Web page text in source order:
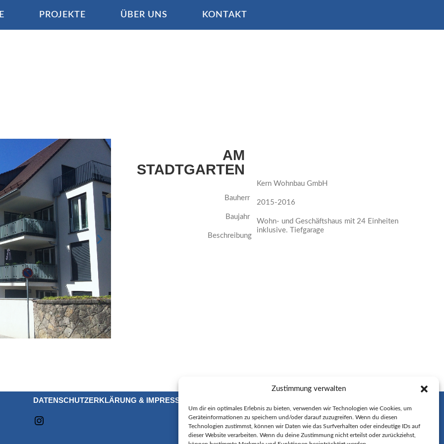
Zustimmung verwalten
Um dir ein optimales Erlebnis zu bieten, verwenden wir Technologien wie Cookies, um
Geräteinformationen zu speichern und/oder darauf zuzugreifen. Wenn du diesen
Technologien zustimmst, können wir Daten wie das Surfverhalten oder eindeutige IDs auf
dieser Website verarbeiten. Wenn du deine Zustimmung nicht erteilst oder zurückziehst,
PROJEKTE ÜBER UNS KONTAKT
AM
STADTGARTEN
Bauherr
Baujahr
Beschreibung
Kern Wohnbau GmbH
2015-2016
Wohn- und Geschäftshaus mit 24 Einheiten
inklusive. Tiefgarage
DATENSCHUTZERKLÄRUNG & IMPRESSUM
DIPL. ING. MATTHIAS MÜLLER
INFO@ARCHITEKTUR-MM.DE